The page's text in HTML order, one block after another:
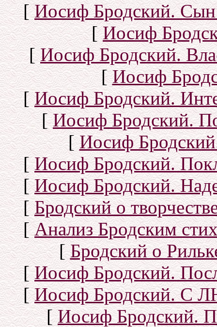
[Иосиф Бродский.
[Иосиф
[Иосиф Бродский.
[Иосиф
[Иосиф Бродский.
[Иосиф Бродский.
[Иосиф
[Иосиф Бродский.
[Иосиф Бродский.
[Бродский о
[Анализ Бродским
[Бродский о
[Иосиф Бродский.
[Иосиф Бродский. С
[Иосиф Бродский.